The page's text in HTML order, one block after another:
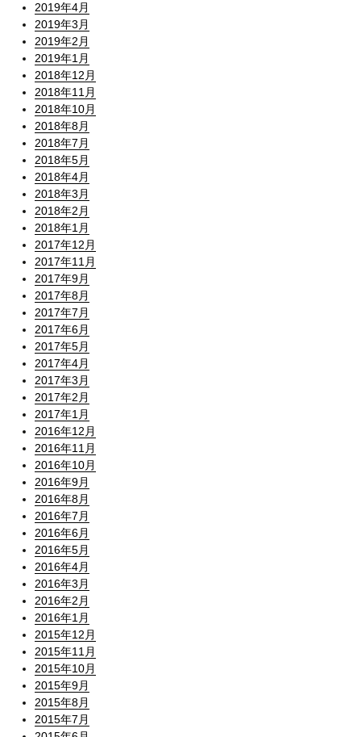
2019年4月
2019年3月
2019年2月
2019年1月
2018年12月
2018年11月
2018年10月
2018年8月
2018年7月
2018年5月
2018年4月
2018年3月
2018年2月
2018年1月
2017年12月
2017年11月
2017年9月
2017年8月
2017年7月
2017年6月
2017年5月
2017年4月
2017年3月
2017年2月
2017年1月
2016年12月
2016年11月
2016年10月
2016年9月
2016年8月
2016年7月
2016年6月
2016年5月
2016年4月
2016年3月
2016年2月
2016年1月
2015年12月
2015年11月
2015年10月
2015年9月
2015年8月
2015年7月